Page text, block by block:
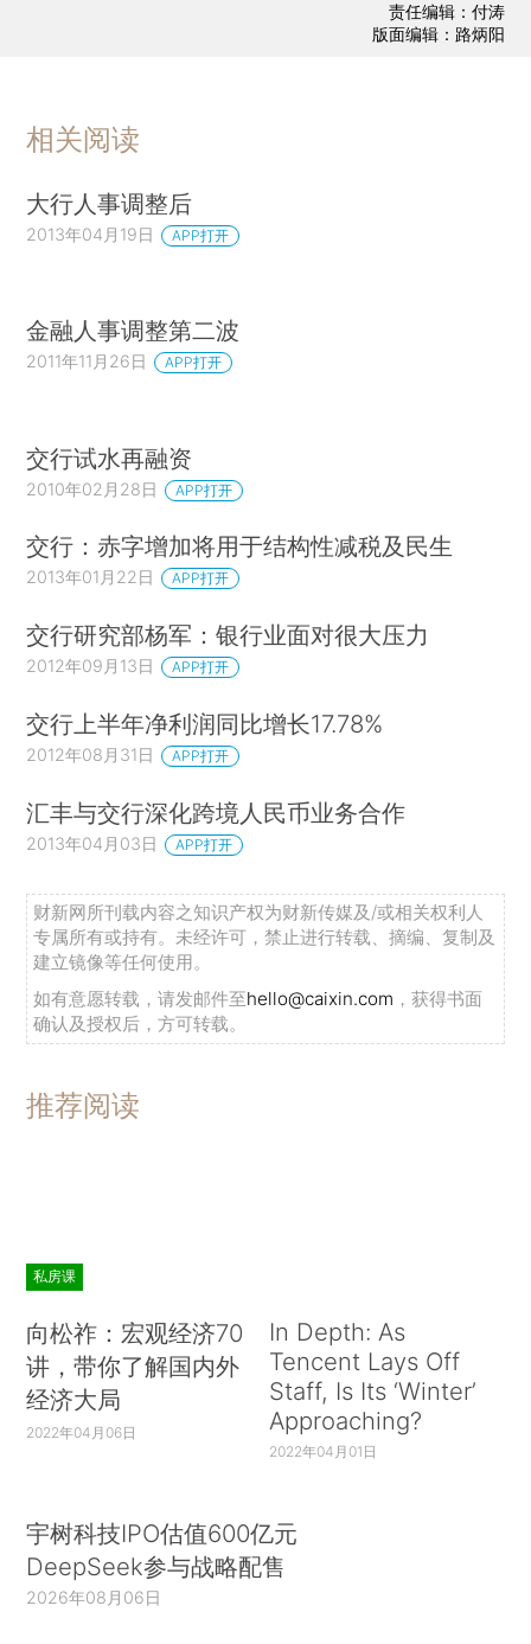
责任编辑：付涛
版面编辑：路炳阳
相关阅读
大行人事调整后
2013年04月19日 APP打开
金融人事调整第二波
2011年11月26日 APP打开
交行试水再融资
2010年02月28日 APP打开
交行：赤字增加将用于结构性减税及民生
2013年01月22日 APP打开
交行研究部杨军：银行业面对很大压力
2012年09月13日 APP打开
交行上半年净利润同比增长17.78%
2012年08月31日 APP打开
汇丰与交行深化跨境人民币业务合作
2013年04月03日 APP打开
财新网所刊载内容之知识产权为财新传媒及/或相关权利人
专属所有或持有。未经许可，禁止进行转载、摘编、复制及
建立镜像等任何使用。
如有意愿转载，请发邮件至hello@caixin.com ，获得书面
确认及授权后，方可转载。
推荐阅读
私房课
向松祚：宏观经济70
讲，带你了解国内外
经济大局
2022年04月06日
In Depth: As
Tencent Lays Off
Staff, Is Its ‘Winter’
Approaching?
2022年04月01日
宇树科技IPO估值600亿元
DeepSeek参与战略配售
2026年08月06日